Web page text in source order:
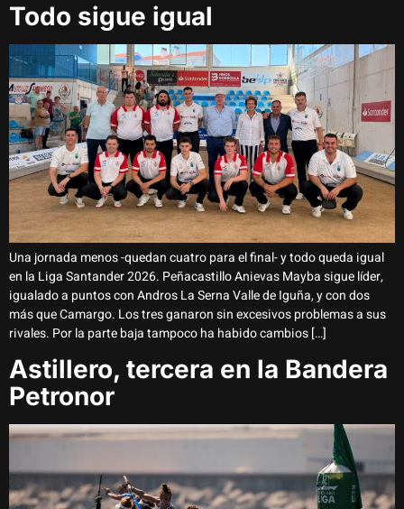
Todo sigue igual
Una jornada menos -quedan cuatro para el final- y todo queda igual
en la Liga Santander 2026. Peñacastillo Anievas Mayba sigue líder,
igualado a puntos con Andros La Serna Valle de Iguña, y con dos
más que Camargo. Los tres ganaron sin excesivos problemas a sus
rivales. Por la parte baja tampoco ha habido cambios […]
Astillero, tercera en la Bandera
Petronor